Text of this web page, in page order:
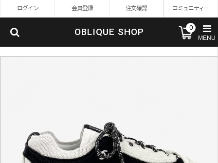
ログイン 会員登録 注文確認 コミュニティー
OBLIQUE SHOP 0
MENU